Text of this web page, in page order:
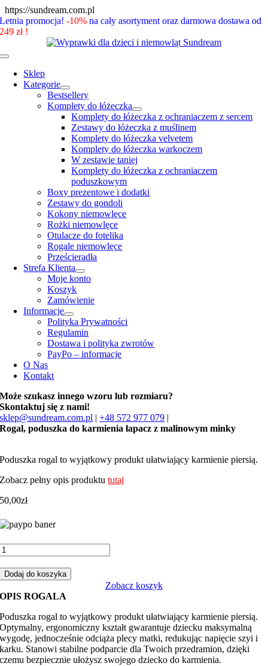
https://sundream.com.pl
to
Letnia promocja!-10% na cały asortyment oraz darmowa dostawa od
249 zł !
Toggle
Navigation
Sklep
Kategorie
Bestsellery
Komplety do łóżeczka
Komplety do łóżeczka z ochraniaczem z sercem
Zestawy do łóżeczka z muślinem
Komplety do łóżeczka velvetem
Komplety do łóżeczka warkoczem
W zestawie taniej
Komplety do łóżeczka z ochraniaczem
poduszkowym
Boxy prezentowe i dodatki
Zestawy do gondoli
Kokony niemowlęce
Rożki niemowlęce
Otulacze do fotelika
Rogale niemowlęce
Prześcieradła
Strefa Klienta
Moje konto
Koszyk
Zamówienie
Informacje
Polityka Prywatności
Regulamin
Dostawa i polityka zwrotów
PayPo – informacje
O Nas
Kontakt
Może szukasz innego wzoru lub rozmiaru?
Skontaktuj się z nami!
sklep@sundream.com.pl |+48 572 977 079 |
Rogal, poduszka do karmienia łapacz z malinowym minky
Poduszka rogal to wyjątkowy produkt ułatwiający karmienie piersią.
Zobacz pełny opis produktututaj
50,00zł
Dodaj do koszyka
Zobacz koszyk
OPIS ROGALA
Poduszka rogal to wyjątkowy produkt ułatwiający karmienie piersią.
Optymalny, ergonomiczny kształt gwarantuje dziecku maksymalną
wygodę, jednocześnie odciąża plecy matki, redukując napięcie szyi i
karku. Stanowi stabilne podparcie dla Twoich przedramion, dzięki
czemu bezpiecznie ułożysz swojego dziecko do karmienia.